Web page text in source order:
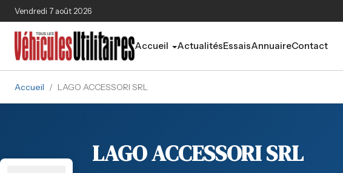
Aller au contenu principal
Vendredi 7 août 2026
Accueil ActualitésEssaisAnnuaireContact
Accueil / LAGO ACCESSORI SRL
LAGO ACCESSORI SRL